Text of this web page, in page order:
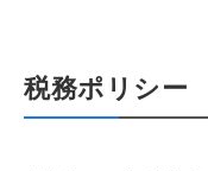
税務ポリシー